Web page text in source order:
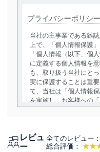
プライバシーポリシー
当社の主事業である雑
上で、「個人情報保護
「個人情報（以下、個
に定義する個人情報を
も、取り扱う当社にと
実に保護することは重
て、当社は「個人情報
を実施し、お客様への
当社は、個人情報の取
レビュ
ー
総合評価：
全てのレビュー：